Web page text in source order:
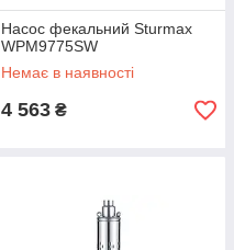
Насос фекальний Sturmax
WPM9775SW
Немає в наявності
4 563 ₴